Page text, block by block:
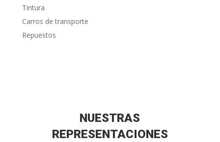
Tintura
Carros de transporte
Repuestos
NUESTRAS
REPRESENTACIONES